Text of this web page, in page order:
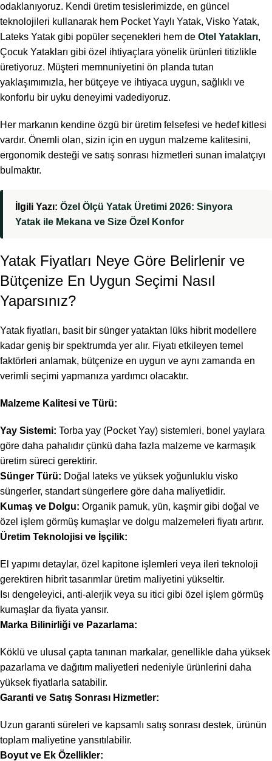
odaklanıyoruz. Kendi üretim tesislerimizde, en güncel
teknolojileri kullanarak hem Pocket Yaylı Yatak, Visko Yatak,
Lateks Yatak gibi popüler seçenekleri hem de Otel Yatakları,
Çocuk Yatakları gibi özel ihtiyaçlara yönelik ürünleri titizlikle
üretiyoruz. Müşteri memnuniyetini ön planda tutan
yaklaşımımızla, her bütçeye ve ihtiyaca uygun, sağlıklı ve
konforlu bir uyku deneyimi vadediyoruz.
Her markanın kendine özgü bir üretim felsefesi ve hedef kitlesi
vardır. Önemli olan, sizin için en uygun malzeme kalitesini,
ergonomik desteği ve satış sonrası hizmetleri sunan imalatçıyı
bulmaktır.
İlgili Yazı: Özel Ölçü Yatak Üretimi 2026: Sinyora
Yatak ile Mekana ve Size Özel Konfor
Yatak Fiyatları Neye Göre Belirlenir ve
Bütçenize En Uygun Seçimi Nasıl
Yaparsınız?
Yatak fiyatları, basit bir sünger yataktan lüks hibrit modellere
kadar geniş bir spektrumda yer alır. Fiyatı etkileyen temel
faktörleri anlamak, bütçenize en uygun ve aynı zamanda en
verimli seçimi yapmanıza yardımcı olacaktır.
Malzeme Kalitesi ve Türü:
Yay Sistemi: Torba yay (Pocket Yay) sistemleri, bonel yaylara
göre daha pahalıdır çünkü daha fazla malzeme ve karmaşık
üretim süreci gerektirir.
Sünger Türü: Doğal lateks ve yüksek yoğunluklu visko
süngerler, standart süngerlere göre daha maliyetlidir.
Kumaş ve Dolgu: Organik pamuk, yün, kaşmir gibi doğal ve
özel işlem görmüş kumaşlar ve dolgu malzemeleri fiyatı artırır.
Üretim Teknolojisi ve İşçilik:
El yapımı detaylar, özel kapitone işlemleri veya ileri teknoloji
gerektiren hibrit tasarımlar üretim maliyetini yükseltir.
Isı dengeleyici, anti-alerjik veya su itici gibi özel işlem görmüş
kumaşlar da fiyata yansır.
Marka Bilinirliği ve Pazarlama:
Köklü ve ulusal çapta tanınan markalar, genellikle daha yüksek
pazarlama ve dağıtım maliyetleri nedeniyle ürünlerini daha
yüksek fiyatlarla satabilir.
Garanti ve Satış Sonrası Hizmetler:
Uzun garanti süreleri ve kapsamlı satış sonrası destek, ürünün
toplam maliyetine yansıtılabilir.
Boyut ve Ek Özellikler: